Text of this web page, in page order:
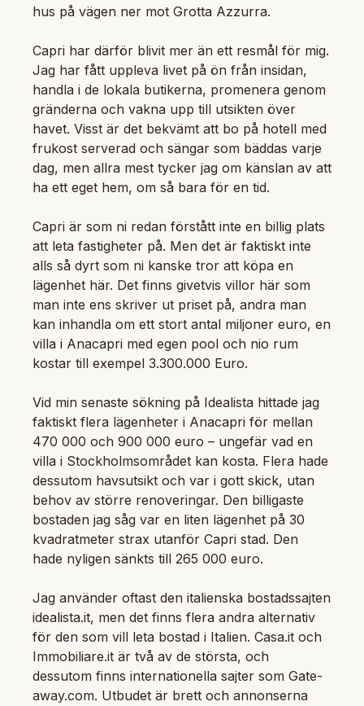
hus på vägen ner mot Grotta Azzurra.
Capri har därför blivit mer än ett resmål för mig.
Jag har fått uppleva livet på ön från insidan,
handla i de lokala butikerna, promenera genom
gränderna och vakna upp till utsikten över
havet. Visst är det bekvämt att bo på hotell med
frukost serverad och sängar som bäddas varje
dag, men allra mest tycker jag om känslan av att
ha ett eget hem, om så bara för en tid.
Capri är som ni redan förstått inte en billig plats
att leta fastigheter på. Men det är faktiskt inte
alls så dyrt som ni kanske tror att köpa en
lägenhet här. Det finns givetvis villor här som
man inte ens skriver ut priset på, andra man
kan inhandla om ett stort antal miljoner euro, en
villa i Anacapri med egen pool och nio rum
kostar till exempel 3.300.000 Euro.
Vid min senaste sökning på Idealista hittade jag
faktiskt flera lägenheter i Anacapri för mellan
470 000 och 900 000 euro – ungefär vad en
villa i Stockholmsområdet kan kosta. Flera hade
dessutom havsutsikt och var i gott skick, utan
behov av större renoveringar. Den billigaste
bostaden jag såg var en liten lägenhet på 30
kvadratmeter strax utanför Capri stad. Den
hade nyligen sänkts till 265 000 euro.
Jag använder oftast den italienska bostadssajten
idealista.it, men det finns flera andra alternativ
för den som vill leta bostad i Italien. Casa.it och
Immobiliare.it är två av de största, och
dessutom finns internationella sajter som Gate-
away.com. Utbudet är brett och annonserna